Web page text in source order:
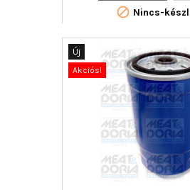
 Nincs-
Új
Akciós!